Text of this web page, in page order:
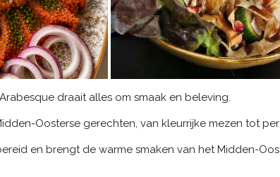
draait alles om smaak en beleving.
Oosterse gerechten, van kleurrijke mezen tot
en brengt de warme smaken van het Midden-